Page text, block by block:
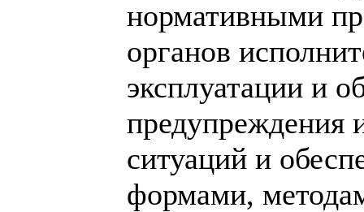
нормативными
органов
эксплуатации и
предупреждения
ситуаций и
формами,